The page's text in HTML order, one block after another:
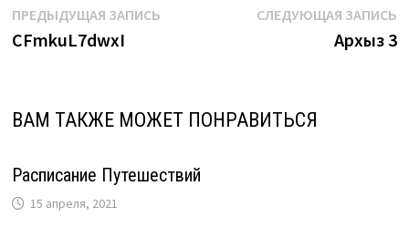
Навигация
по
ПРЕДЫДУЩАЯ ЗАПИСЬПредыдущая
CFmkuL7dwxI
СЛЕДУЮЩАЯ ЗАПИСЬ
Архыз 3
ВАМ ТАКЖЕ МОЖЕТ ПОНРАВИТЬСЯ
Расписание Путешествий
15 апреля, 2021